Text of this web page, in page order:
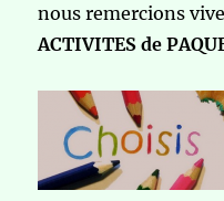
nous remercions
ACTIVITES de